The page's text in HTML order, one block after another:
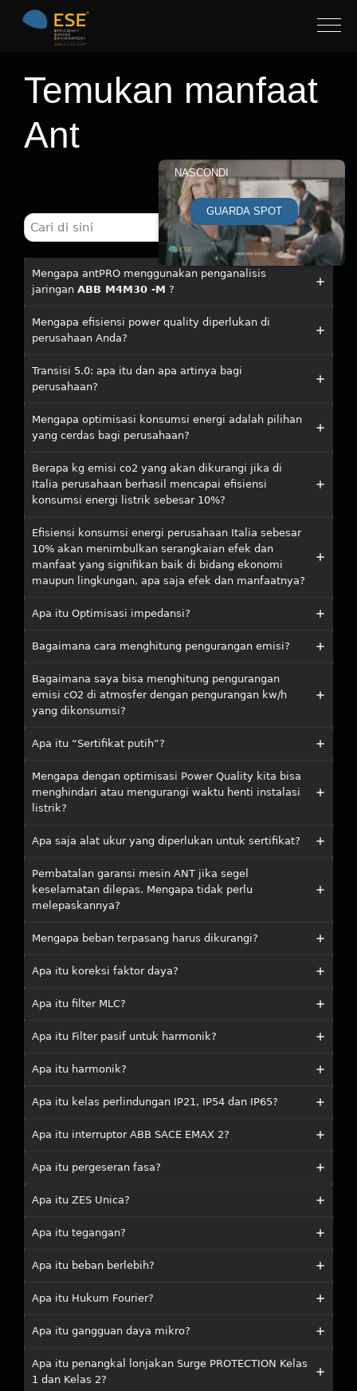
Temukan manfaat
Ant
Home»Temukan manfaat Ant
Mengapa antPRO menggunakan penganalisis
jaringan ABB M4M30 -M ?
Mengapa efisiensi power quality diperlukan di
perusahaan Anda?
Transisi 5.0: apa itu dan apa artinya bagi
perusahaan?
Mengapa optimisasi konsumsi energi adalah pilihan
yang cerdas bagi perusahaan?
Berapa kg emisi co2 yang akan dikurangi jika di
Italia perusahaan berhasil mencapai efisiensi
konsumsi energi listrik sebesar 10%?
Efisiensi konsumsi energi perusahaan Italia sebesar
10% akan menimbulkan serangkaian efek dan
manfaat yang signifikan baik di bidang ekonomi
maupun lingkungan, apa saja efek dan manfaatnya?
Apa itu Optimisasi impedansi?
Bagaimana cara menghitung pengurangan emisi?
Bagaimana saya bisa menghitung pengurangan
emisi cO2 di atmosfer dengan pengurangan kw/h
yang dikonsumsi?
Apa itu “Sertifikat putih”?
Mengapa dengan optimisasi Power Quality kita bisa
menghindari atau mengurangi waktu henti instalasi
listrik?
Apa saja alat ukur yang diperlukan untuk sertifikat?
Pembatalan garansi mesin ANT jika segel
keselamatan dilepas. Mengapa tidak perlu
melepaskannya?
Mengapa beban terpasang harus dikurangi?
Apa itu koreksi faktor daya?
Apa itu filter MLC?
Apa itu Filter pasif untuk harmonik?
Apa itu harmonik?
Apa itu kelas perlindungan IP21, IP54 dan IP65?
Apa itu interruptor ABB SACE EMAX 2?
Apa itu pergeseran fasa?
Apa itu ZES Unica?
Apa itu tegangan?
Apa itu beban berlebih?
Apa itu Hukum Fourier?
Apa itu gangguan daya mikro?
Apa itu penangkal lonjakan Surge PROTECTION Kelas
1 dan Kelas 2?
GUARDA SPOT
NASCONDI